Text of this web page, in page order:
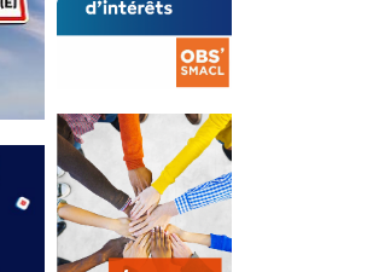
La
prévention
des conflits
d’intérêts
18 septembre 2023
FEUILLETER